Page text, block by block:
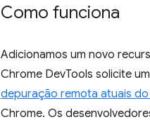
Como funciona
Adicionamos um novo
Chrome DevTools solicite
depuração remota atuais
Chrome. Os